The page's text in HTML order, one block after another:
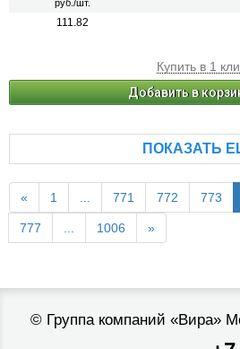
руб./шт.
111.82
Купить в 1
Добавить в
ПОКАЗАТЬ
« 1 ... 771 772 773
777 ... 1006 »
© Группа компаний «Вира»